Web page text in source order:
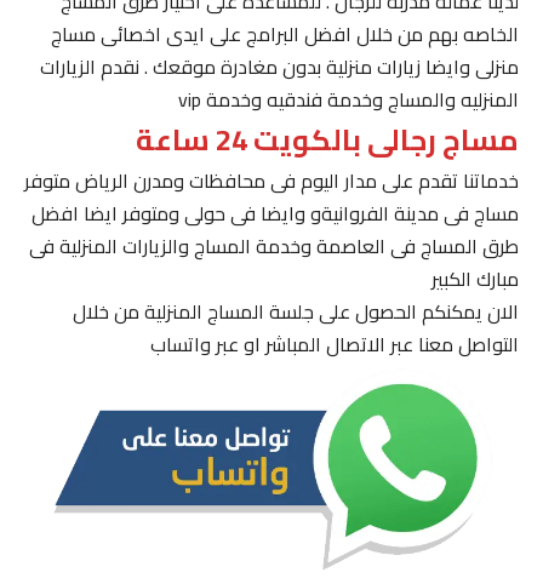
الخاصه بهم من خلال افضل البرامج على ايدى اخصائى مساج
منزلى وايضا زيارات منزلية بدون مغادرة موقعك . نقدم الزيارات
المنزليه والمساج وخدمة فندقيه وخدمة vip
مساج رجالى بالكويت 24 ساعة
خدماتنا تقدم على مدار اليوم فى محافظات ومدرن الرياض متوفر
مساج فى مدينة الفروانيةو وايضا فى حولى ومتوفر ايضا افضل
طرق المساج فى العاصمة وخدمة المساج والزيارات المنزلية فى
مبارك الكبير
الان يمكنكم الحصول على جلسة المساج المنزلية من خلال
التواصل معنا عبر الاتصال المباشر او عبر واتساب